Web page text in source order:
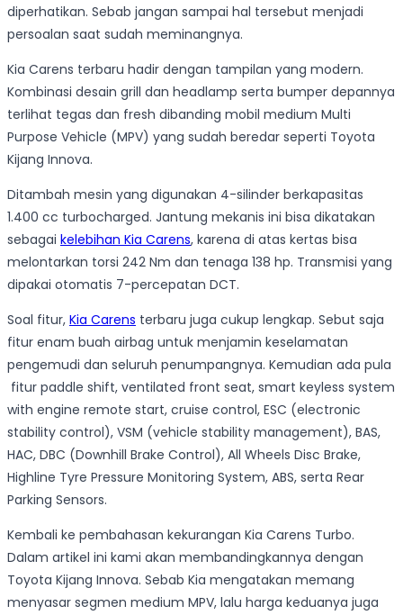
diperhatikan. Sebab jangan sampai hal tersebut menjadi
persoalan saat sudah meminangnya.
Kia Carens terbaru hadir dengan tampilan yang modern.
Kombinasi desain grill dan headlamp serta bumper depannya
terlihat tegas dan fresh dibanding mobil medium Multi
Purpose Vehicle (MPV) yang sudah beredar seperti Toyota
Kijang Innova.
Ditambah mesin yang digunakan 4-silinder berkapasitas
1.400 cc turbocharged. Jantung mekanis ini bisa dikatakan
sebagai kelebihan Kia Carens, karena di atas kertas bisa
melontarkan torsi 242 Nm dan tenaga 138 hp. Transmisi yang
dipakai otomatis 7-percepatan DCT.
Soal fitur, Kia Carens terbaru juga cukup lengkap. Sebut saja
fitur enam buah airbag untuk menjamin keselamatan
pengemudi dan seluruh penumpangnya. Kemudian ada pula
fitur paddle shift, ventilated front seat, smart keyless system
with engine remote start, cruise control, ESC (electronic
stability control), VSM (vehicle stability management), BAS,
HAC, DBC (Downhill Brake Control), All Wheels Disc Brake,
Highline Tyre Pressure Monitoring System, ABS, serta Rear
Parking Sensors.
Kembali ke pembahasan kekurangan Kia Carens Turbo.
Dalam artikel ini kami akan membandingkannya dengan
Toyota Kijang Innova. Sebab Kia mengatakan memang
menyasar segmen medium MPV, lalu harga keduanya juga